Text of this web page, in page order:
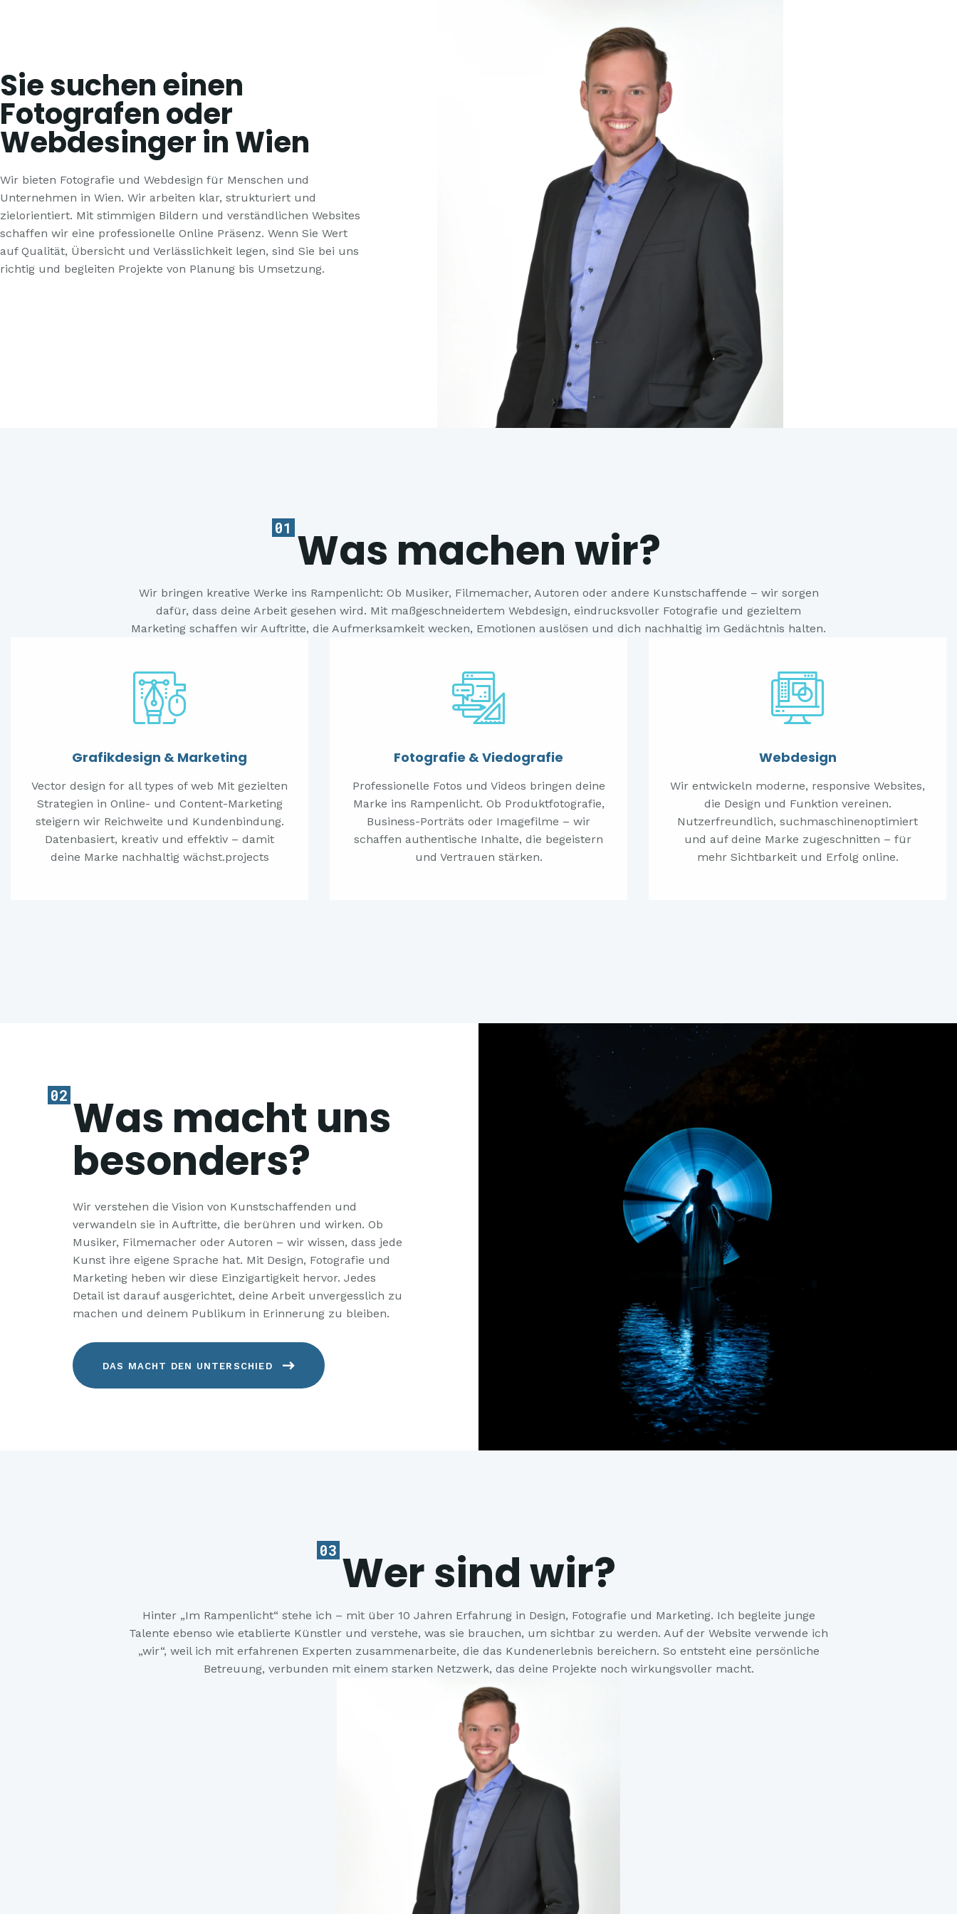
Sie suchen einen
Fotografen oder
Webdesinger in Wien
Wir bieten Fotografie und Webdesign für Menschen und
Unternehmen in Wien. Wir arbeiten klar, strukturiert und
zielorientiert. Mit stimmigen Bildern und verständlichen Websites
schaffen wir eine professionelle Online Präsenz. Wenn Sie Wert
auf Qualität, Übersicht und Verlässlichkeit legen, sind Sie bei uns
richtig und begleiten Projekte von Planung bis Umsetzung.
01 Was machen wir?
Wir bringen kreative Werke ins Rampenlicht: Ob Musiker, Filmemacher, Autoren oder andere Kunstschaffende – wir sorgen
dafür, dass deine Arbeit gesehen wird. Mit maßgeschneidertem Webdesign, eindrucksvoller Fotografie und gezieltem
Marketing schaffen wir Auftritte, die Aufmerksamkeit wecken, Emotionen auslösen und dich nachhaltig im Gedächtnis halten.
Grafikdesign & Marketing
Vector design for all types of web Mit gezielten
Strategien in Online- und Content-Marketing
steigern wir Reichweite und Kundenbindung.
Datenbasiert, kreativ und effektiv – damit
deine Marke nachhaltig wächst.projects
Fotografie & Viedografie
Professionelle Fotos und Videos bringen deine
Marke ins Rampenlicht. Ob Produktfotografie,
Business-Porträts oder Imagefilme – wir
schaffen authentische Inhalte, die begeistern
und Vertrauen stärken.
Webdesign
Wir entwickeln moderne, responsive Websites,
die Design und Funktion vereinen.
Nutzerfreundlich, suchmaschinenoptimiert
und auf deine Marke zugeschnitten – für
mehr Sichtbarkeit und Erfolg online.
02 Was macht uns
besonders?
Wir verstehen die Vision von Kunstschaffenden und
verwandeln sie in Auftritte, die berühren und wirken. Ob
Musiker, Filmemacher oder Autoren – wir wissen, dass jede
Kunst ihre eigene Sprache hat. Mit Design, Fotografie und
Marketing heben wir diese Einzigartigkeit hervor. Jedes
Detail ist darauf ausgerichtet, deine Arbeit unvergesslich zu
machen und deinem Publikum in Erinnerung zu bleiben.
DAS MACHT DEN UNTERSCHIED
03 Wer sind wir?
Hinter „Im Rampenlicht“ stehe ich – mit über 10 Jahren Erfahrung in Design, Fotografie und Marketing. Ich begleite junge
Talente ebenso wie etablierte Künstler und verstehe, was sie brauchen, um sichtbar zu werden. Auf der Website verwende ich
„wir“, weil ich mit erfahrenen Experten zusammenarbeite, die das Kundenerlebnis bereichern. So entsteht eine persönliche
Betreuung, verbunden mit einem starken Netzwerk, das deine Projekte noch wirkungsvoller macht.